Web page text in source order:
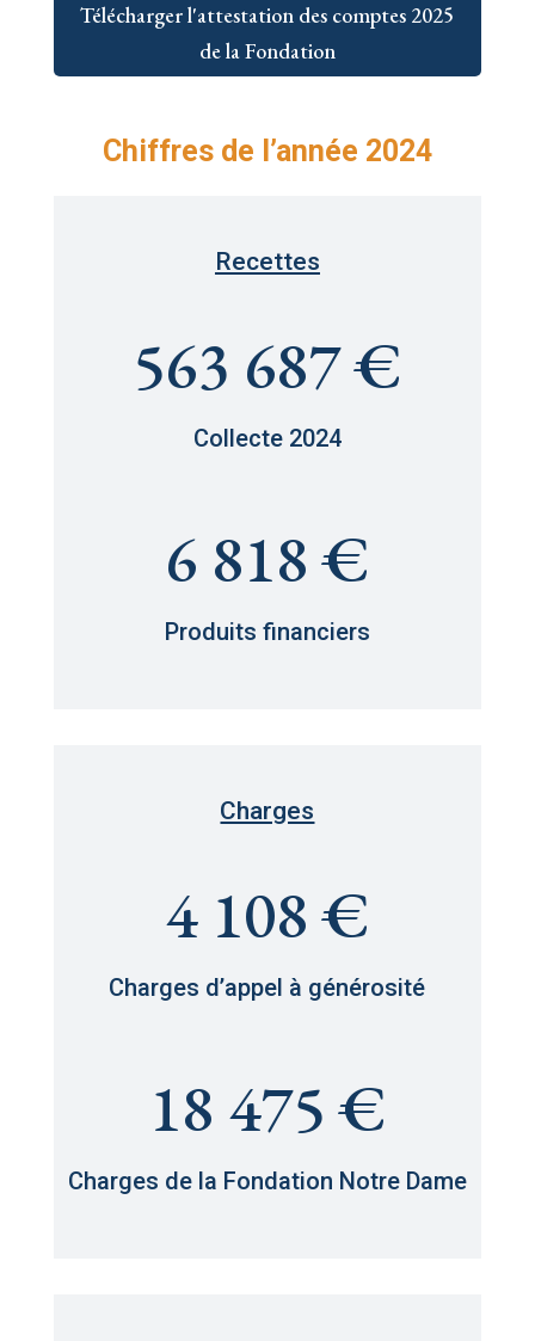
Télécharger l'attestation des comptes 2025
de la Fondation
Chiffres de l’année 2024
Recettes
563 687 €
Collecte 2024
6 818 €
Produits financiers
Charges
4 108 €
Charges d’appel à générosité
18 475 €
Charges de la Fondation Notre Dame